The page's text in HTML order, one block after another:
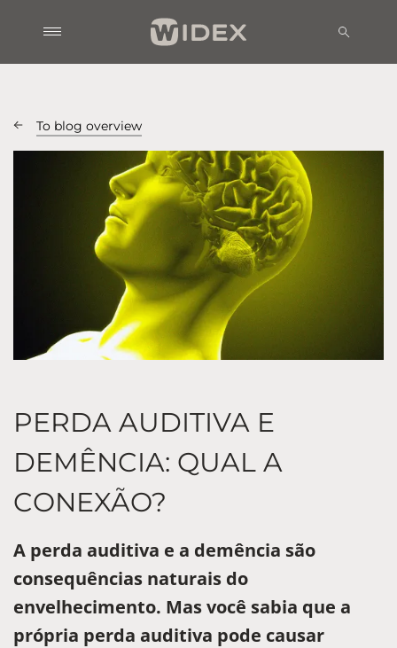
To blog overview
PERDA AUDITIVA E
DEMÊNCIA: QUAL A
CONEXÃO?
A perda auditiva e a demência são
consequências naturais do
envelhecimento. Mas você sabia que a
própria perda auditiva pode causar